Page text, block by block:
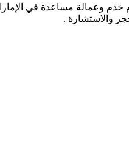
اشهر مكتب استقدام خدم وعمالة
والاستشارة .